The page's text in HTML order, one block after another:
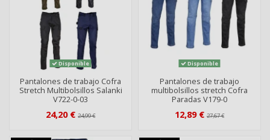
Disponible
Pantalones de trabajo Cofra
Stretch Multibolsillos Salanki
V722-0-03
24,20 €24,99 €
Disponible
Pantalones de trabajo
multibolsillos stretch Cofra
Paradas V179-0
12,89 €27,67 €